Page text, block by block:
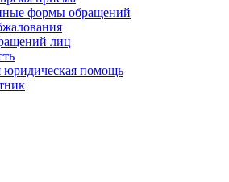
формы обращений
лиц
юридическая помощь